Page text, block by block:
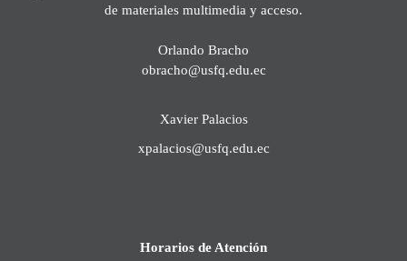
de materiales multimedia y acceso.
Orlando Bracho
obracho@usfq.edu.ec
Xavier Palacios
xpalacios@usfq.edu.ec
Horarios de Atención